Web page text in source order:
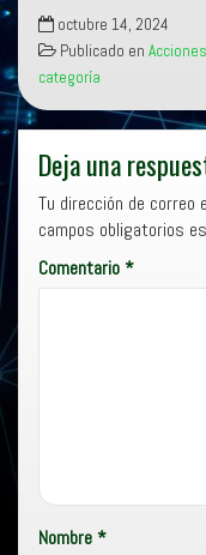
octubre 14, 2024
Publicado en
categoría
Deja una
Tu dirección de correo
campos obligatorios
Comentario*
Nombre*